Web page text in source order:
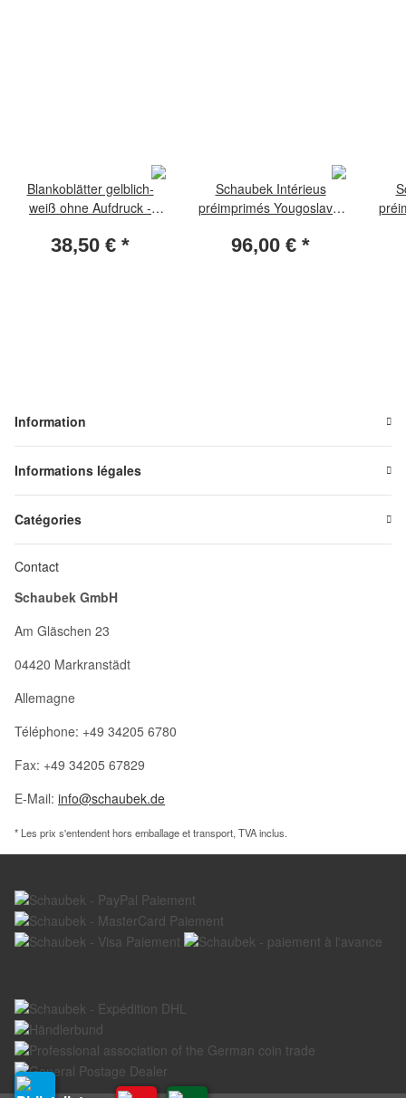
Blankoblätter gelblich-
weiß ohne Aufdruck -
38,50 € *
Schaubek Intérieus
préimprimés Yougoslavie
96,00 € *
Information
Informations légales
Catégories
Contact
Schaubek GmbH
Am Gläschen 23
04420 Markranstädt
Allemagne
Téléphone: +49 34205 6780
Fax: +49 34205 67829
E-Mail: info@schaubek.de
* Les prix s'entendent hors emballage et transport, TVA inclus.